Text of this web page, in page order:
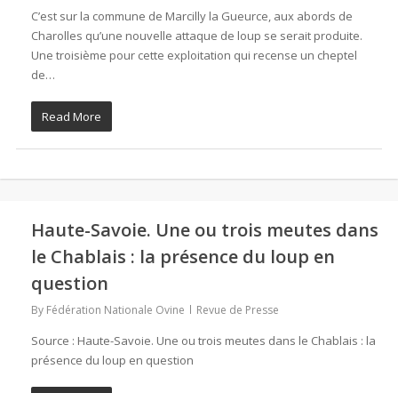
C’est sur la commune de Marcilly la Gueurce, aux abords de
Charolles qu’une nouvelle attaque de loup se serait produite.
Une troisième pour cette exploitation qui recense un cheptel
de…
Read More
Haute-Savoie. Une ou trois meutes dans
le Chablais : la présence du loup en
question
By Fédération Nationale Ovine Revue de Presse
Source : Haute-Savoie. Une ou trois meutes dans le Chablais : la
présence du loup en question